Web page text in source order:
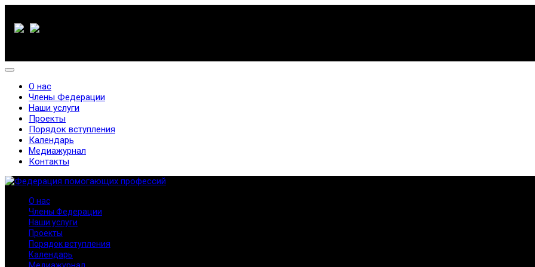
О нас
Члены Федерации
Наши услуги
Проекты
Порядок вступления
Календарь
Медиажурнал
Контакты
О нас
Члены Федерации
Наши услуги
Проекты
Порядок вступления
Календарь